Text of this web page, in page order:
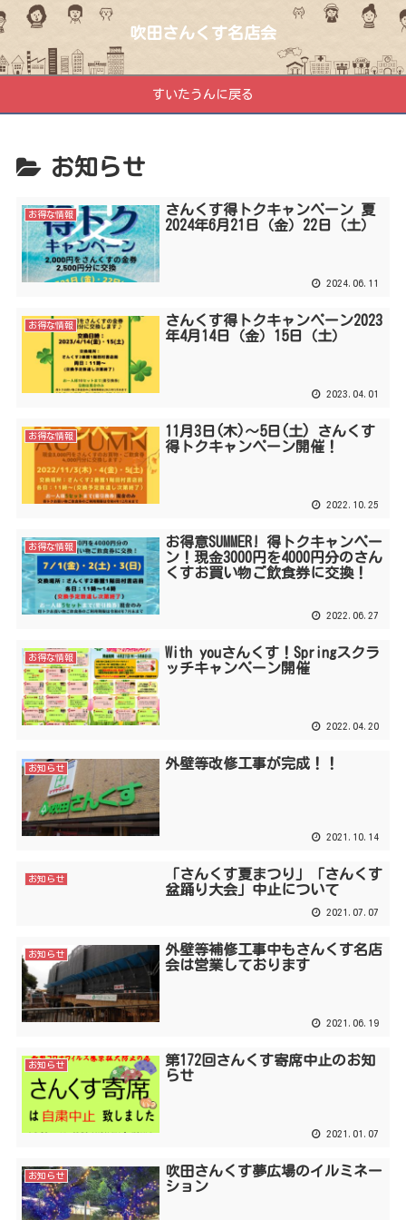
吹田さんくす名店会
すいたうんに戻る
お知らせ
お得な情報
さんくす得トクキャンペーン 夏
2024年6月21日（金）22日（土）
2024.06.11
お得な情報
さんくす得トクキャンペーン2023
年4月14日（金）15日（土）
2023.04.01
お得な情報
11月3日(木)～5日(土) さんくす
得トクキャンペーン開催！
2022.10.25
お得な情報
お得意SUMMER! 得トクキャンペー
ン！現金3000円を4000円分のさん
くすお買い物ご飲食券に交換！
2022.06.27
お得な情報
With youさんくす！Springスクラ
ッチキャンペーン開催
2022.04.20
お知らせ 外壁等改修工事が完成！！
2021.10.14
お知らせ
「さんくす夏まつり」「さんくす
盆踊り大会」中止について
2021.07.07
お知らせ
外壁等補修工事中もさんくす名店
会は営業しております
2021.06.19
お知らせ
第172回さんくす寄席中止のお知
らせ
2021.01.07
お知らせ
吹田さんくす夢広場のイルミネー
ション